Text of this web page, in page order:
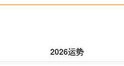
2026运势